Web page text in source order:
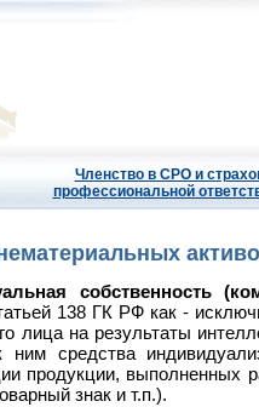
Членство в СРО и
профессиональной
собственность
138 ГК РФ как -
лица на результаты
ним средства
продукции, выполненных
знак и т.п.).